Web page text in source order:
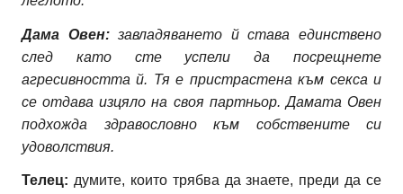
Дама Овен:завладяването й става единствено
след като сте успели да посрещнете
агресивността й. Тя е пристрастена към секса и
се отдава изцяло на своя партньор. Дамата Овен
подхожда здравословно към собствените си
удоволствия.
Телец: думите, които трябва да знаете, преди да се